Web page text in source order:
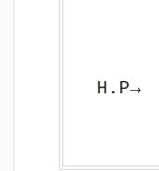
H.P→